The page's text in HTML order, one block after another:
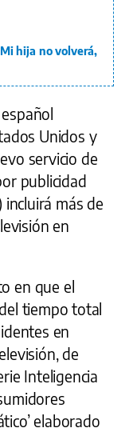
hija no volverá,
Unidos y
servicio de
publicidad
incluirá más de
en
en que el
tiempo total
en
de
Inteligencia
elaborado